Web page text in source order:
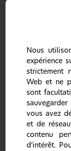
Les
dans les
Les cyclo-
sont les
comme
synthèse
AINS = anti-
Nous
expérience
strictement
Web et ne
sont
vous avez
et de
contenu
d’intérêt.